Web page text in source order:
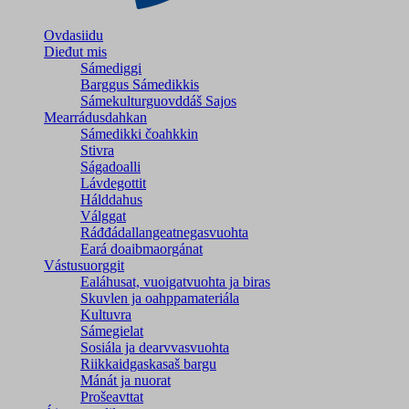
Ovdasiidu
Dieđut mis
Sámediggi
Barggus Sámedikkis
Sámekulturguovddáš Sajos
Mearrádusdahkan
Sámedikki čoahkkin
Stivra
Ságadoalli
Lávdegottit
Hálddahus
Válggat
Ráđđádallangeatnegas­vuohta
Eará doaibmaorgánat
Vástusuorggit
Ealáhusat, vuoigatvuohta ja biras
Skuvlen ja oahppamateriála
Kultuvra
Sámegielat
Sosiála ja dearvvasvuohta
Riikkaidgaskasaš bargu
Mánát ja nuorat
Prošeavttat